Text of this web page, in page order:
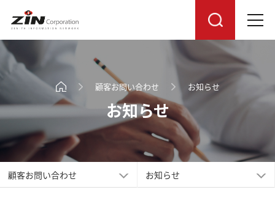
顧客お問い合わせ お知らせ
お知らせ
顧客お問い合わせ お知らせ